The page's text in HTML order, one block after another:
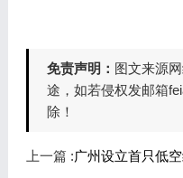
免责声明： 图文来源
途，如若侵权发邮箱
除！
上一篇 :广州设立首只低